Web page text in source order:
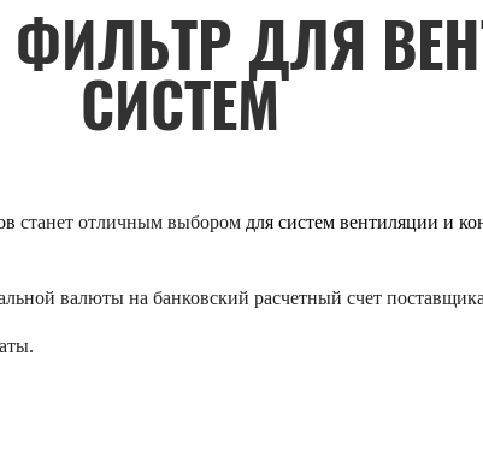
ФИЛЬТР ДЛЯ
СИСТЕМ
станет отличным выбором для систем вентиляции и
валюты на банковский расчетный счет